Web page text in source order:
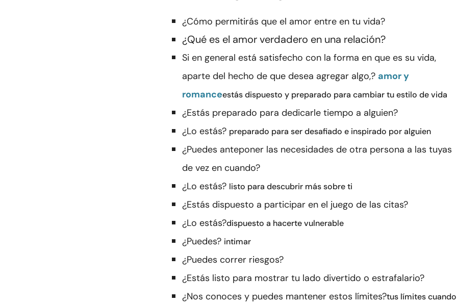
¿Cómo permitirás que el amor entre en tu vida?
¿Qué es el amor verdadero en una relación?
Si en general está satisfecho con la forma en que es su vida,
aparte del hecho de que desea agregar algo,? amor y
romanceestás dispuesto y preparado para cambiar tu estilo de vida
¿Estás preparado para dedicarle tiempo a alguien?
¿Lo estás? preparado para ser desafiado e inspirado por alguien
¿Puedes anteponer las necesidades de otra persona a las tuyas
de vez en cuando?
¿Lo estás? listo para descubrir más sobre ti
¿Estás dispuesto a participar en el juego de las citas?
¿Lo estás?dispuesto a hacerte vulnerable
¿Puedes? intimar
¿Puedes correr riesgos?
¿Estás listo para mostrar tu lado divertido o estrafalario?
¿Nos conoces y puedes mantener estos límites?tus límites cuando